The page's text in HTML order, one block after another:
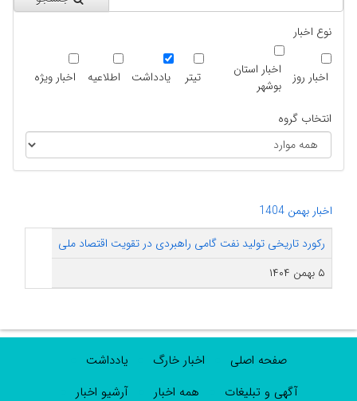
نوع اخبار
اخبار روز
اخبار استان
بوشهر
تیتر یادداشت اطلاعیه اخبار ویژه
انتخاب گروه
اخبار بهمن 1404
رکورد تاریخی تولید نفت گامی راهبردی در تقویت اقتصاد ملی
۵ بهمن ۱۴۰۴
صفحه اصلی اخبار خارگ
یادداشت
آگهی و تبلیغات
همه اخبار آرشیو اخبار